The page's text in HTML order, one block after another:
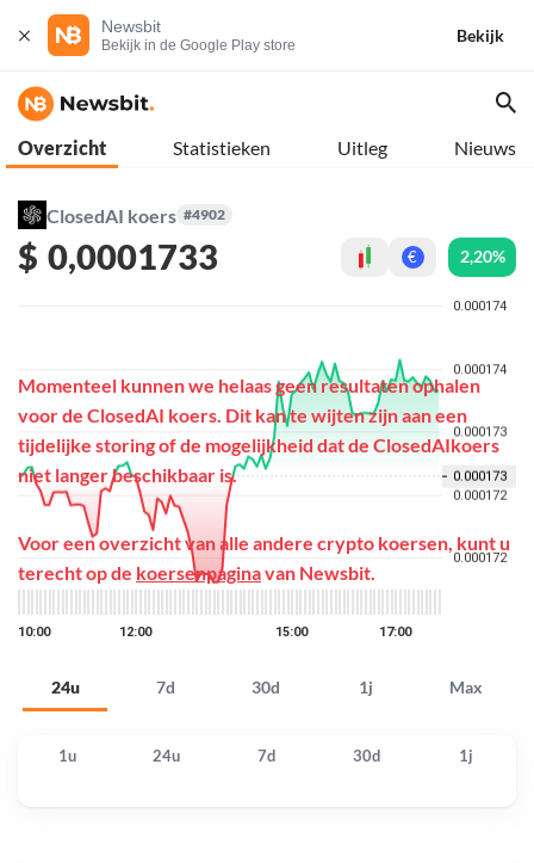
Newsbit
Bekijk in de Google Play store
Bekijk
Overzicht Statistieken Uitleg Nieuws
ClosedAI koers #4902
$ 0,0001733 € 2,20%
24u 7d 30d 1j Max
Momenteel kunnen we helaas geen resultaten ophalen
voor de ClosedAI koers. Dit kan te wijten zijn aan een
tijdelijke storing of de mogelijkheid dat de ClosedAIkoers
niet langer beschikbaar is.
Voor een overzicht van alle andere crypto koersen, kunt u
terecht op de koersenpaginavan Newsbit.
1u 24u 7d 30d 1j